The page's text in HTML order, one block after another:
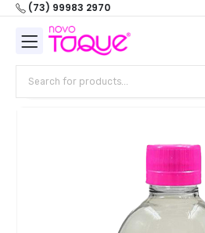
(73) 99983 2970